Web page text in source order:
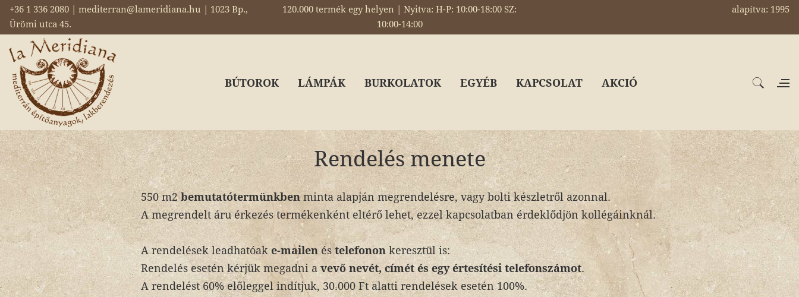
+36 1 336 2080 | mediterran@lameridiana.hu | 1023 Bp.,
Ürömi utca 45.
120.000 termék egy helyen | Nyitva: H-P: 10:00-18:00 SZ:
10:00-14:00
alapítva: 1995
BÚTOROK LÁMPÁK BURKOLATOK EGYÉB KAPCSOLAT AKCIÓ
Rendelés menete
550 m2bemutatótermünkbenminta alapján megrendelésre, vagy bolti készletről azonnal.
A megrendelt áru érkezés termékenként eltérő lehet, ezzel kapcsolatban érdeklődjön kollégáinknál.
A rendelések leadhatóake-mailenéstelefononkeresztül is:
Rendelés esetén kérjük megadni a vevő nevét, címét és egy értesítési telefonszámot.
A rendelést 60% előleggel indítjuk, 30.000 Ft alatti rendelések esetén 100%.